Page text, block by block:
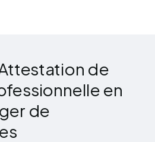
de
en
de